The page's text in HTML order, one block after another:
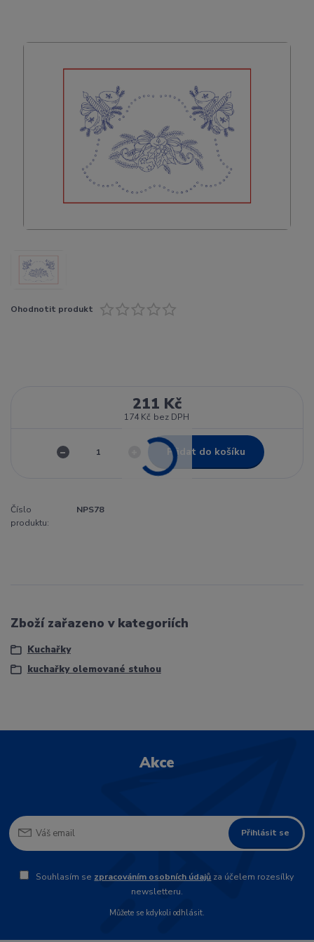
Ohodnotit produkt
211 Kč
174 Kč bez DPH
Přidat do košíku
Číslo
produktu:
NPS78
Zboží zařazeno v kategoriích
Kuchařky
kuchařky olemované stuhou
Akce
Přihlásit se
Souhlasím se zpracováním osobních údajů za účelem rozesílky
newsletteru.
Můžete se kdykoli odhlásit.